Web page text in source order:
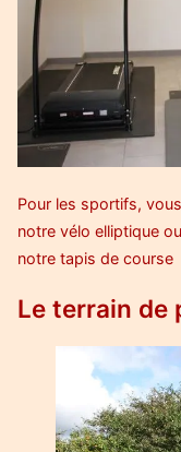
Pour les sportifs,
notre vélo elliptique
notre tapis de course
Le terrain de